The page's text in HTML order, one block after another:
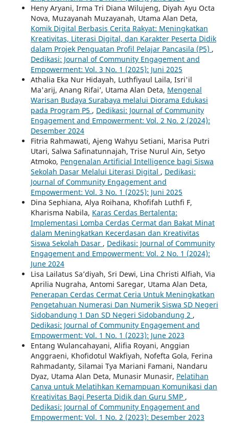
Heny Aryani, Irma Tri Diana Wilujeng, Diyah Ayu Octa
Nova, Muzayanah Muzayanah, Utama Alan Deta,
Komik Digital Berbasis Cerita Rakyat: Meningkatkan
Kreativitas, Literasi Digital, dan Karakter Peserta Didik
dalam Projek Penguatan Profil Pelajar Pancasila (P5) ,
Dedikasi: Journal of Community Engagement and
Empowerment: Vol. 3 No. 1 (2025): Juni 2025
Athalia Eka Nur Hidayah, Luthfiyaul Laila, Isri'il
Ma'arij, Anang Rifai’, Utama Alan Deta, Mengenal
Warisan Budaya Surabaya melalui Diorama Edukasi
pada Program P5 , Dedikasi: Journal of Community
Engagement and Empowerment: Vol. 2 No. 2 (2024):
Desember 2024
Fitria Rahmawati, Ajeng Wahyu Setiani, Marisa Putri
Utari, Salwa Safinatunnajah, Trise Nurul Ain, Setyo
Atmoko, Pengenalan Artificial Intelligence bagi Siswa
Sekolah Dasar Melalui Literasi Digital , Dedikasi:
Journal of Community Engagement and
Empowerment: Vol. 3 No. 1 (2025): Juni 2025
Dina Sephiana, Alya Roihana, Khofifah Luthfi F,
Kharisma Nabila, Karas Cerdas Bertalenta:
Implementasi Lomba Cerdas Cermat dan Bakat Minat
dalam Meningkatkan Kecerdasan dan Kreativitas
Siswa Sekolah Dasar , Dedikasi: Journal of Community
Engagement and Empowerment: Vol. 2 No. 1 (2024):
June 2024
Lisa Lailatus Sa’diyah, Sri Dewi, Lina Christi Alfiah, Via
Aprilia Nugraha, Antomi Saregar, Utama Alan Deta,
Penerapan Cerdas Cermat Ceria Untuk Meningkatkan
Pengetahuan Numerasi Dan Numerik Siswa SD Negeri
Sidobandung 1 Dan SD Negeri Sidobandung 2 ,
Dedikasi: Journal of Community Engagement and
Empowerment: Vol. 1 No. 1 (2023): June 2023
Entang Wulancahayani, Alifia Royani, Anggian
Anggraeni, Khofidotul Wakfiyah, Nofefta Gola, Ferina
Rahmadanty, Silamai Tya Mariani Famani, Nandaru
Dyaz, Utama Alan Deta, Munasir Munasir, Pelatihan
Canva untuk Melatihkan Kemampuan Komunikasi dan
Kreativitas Bagi Peserta Didik dan Guru SMP ,
Dedikasi: Journal of Community Engagement and
Empowerment: Vol. 1 No. 2 (2023): Desember 2023